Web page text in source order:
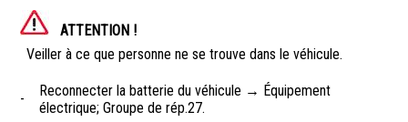
ATTENTION !
Veiller à ce que personne ne se trouve dans le véhicule.
-
Reconnecter la batterie du véhicule → Équipement
électrique; Groupe de rép.27.